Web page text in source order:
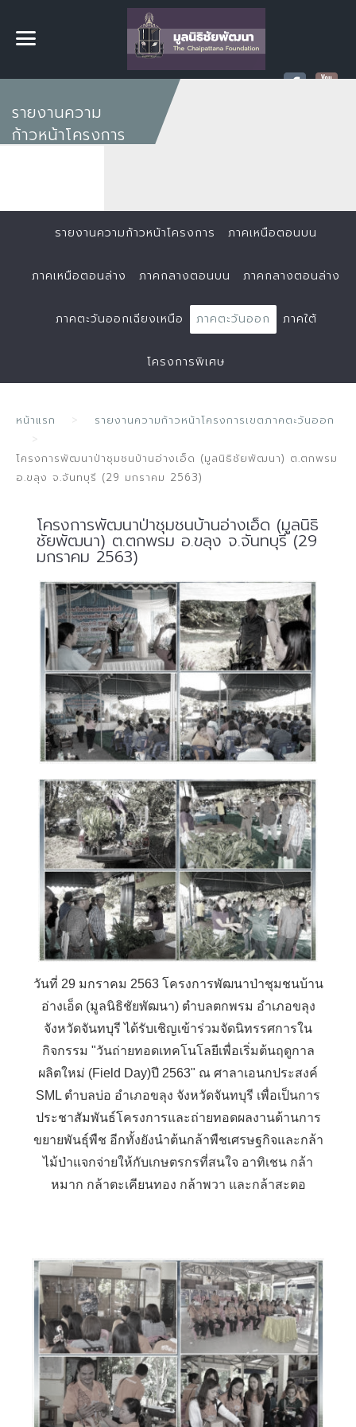
รายงานความ
ก้าวหน้าโครงการ
รายงานความก้าวหน้าโครงการ ภาคเหนือตอนบน
ภาคเหนือตอนล่าง ภาคกลางตอนบน ภาคกลางตอนล่าง
ภาคตะวันออกเฉียงเหนือ ภาคตะวันออก ภาคใต้
โครงการพิเศษ
หน้าแรก รายงานความก้าวหน้าโครงการเขตภาคตะวันออก
โครงการพัฒนาป่าชุมชนบ้านอ่างเอ็ด (มูลนิธิชัยพัฒนา) ต.ตกพรม
อ.ขลุง จ.จันทบุรี (29 มกราคม 2563)
โครงการพัฒนาป่าชุมชนบ้านอ่างเอ็ด (มูลนิธิ
ชัยพัฒนา) ต.ตกพรม อ.ขลุง จ.จันทบุรี (29
มกราคม 2563)
วันที่ 29 มกราคม 2563 โครงการพัฒนาป่าชุมชนบ้าน
อ่างเอ็ด (มูลนิธิชัยพัฒนา) ตำบลตกพรม อำเภอขลุง
จังหวัดจันทบุรี ได้รับเชิญเข้าร่วมจัดนิทรรศการใน
กิจกรรม "วันถ่ายทอดเทคโนโลยีเพื่อเริ่มต้นฤดูกาล
ผลิตใหม่ (Field Day)ปี 2563" ณ ศาลาเอนกประสงค์
SML ตำบลบ่อ อำเภอขลุง จังหวัดจันทบุรี เพื่อเป็นการ
ประชาสัมพันธ์โครงการและถ่ายทอดผลงานด้านการ
ขยายพันธุ์พืช อีกทั้งยังนำต้นกล้าพืชเศรษฐกิจและกล้า
ไม้ป่าแจกจ่ายให้กับเกษตรกรที่สนใจ อาทิเชน กล้า
หมาก กล้าตะเคียนทอง กล้าพวา และกล้าสะตอ